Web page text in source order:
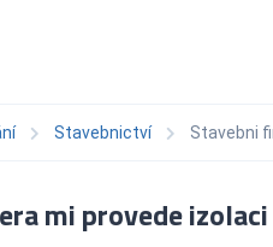
Stavebnictví Stavebni
mi provede izolaci